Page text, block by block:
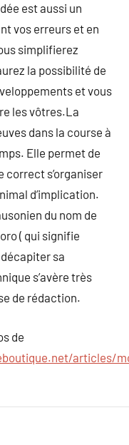
est aussi un
vos erreurs et en
simplifierez
la possibilité de
et vous
les vôtres.La
dans la course à
Elle permet de
correct s’organiser
d’implication.
du nom de
( qui signifie
sa
s’avère très
de rédaction.
de
articles/